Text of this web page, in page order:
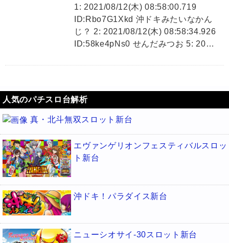
1: 2021/08/12(木) 08:58:00.719
ID:Rbo7G1Xkd 沖ドキみたいなかん
じ？ 2: 2021/08/12(木) 08:58:34.926
ID:58ke4pNs0 せんだみつお 5: 20…
人気のパチスロ台解析
真・北斗無双スロット新台
エヴァンゲリオンフェスティバルスロッ
ト新台
沖ドキ！パラダイス新台
ニューシオサイ-30スロット新台